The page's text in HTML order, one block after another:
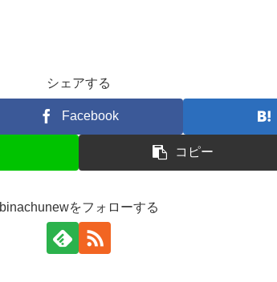
シェアする
Facebook
コピー
binachunewをフォローする